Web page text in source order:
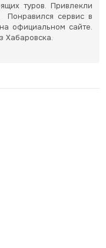
туров. Привлекли
сервис в
официальном сайте.
Хабаровска.